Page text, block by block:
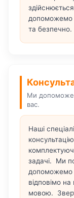
допоможемо
та безпечно.
Ми
вас.
Наші
задачі. Ми
допоможемо
відповімо на
мовою.